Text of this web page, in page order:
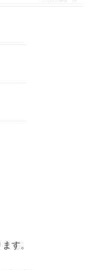
す。